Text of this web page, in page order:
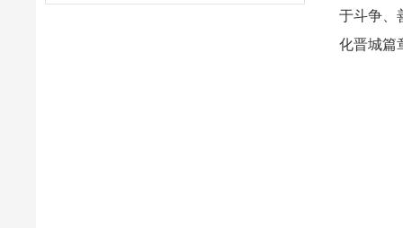
于斗争、
化晋城篇